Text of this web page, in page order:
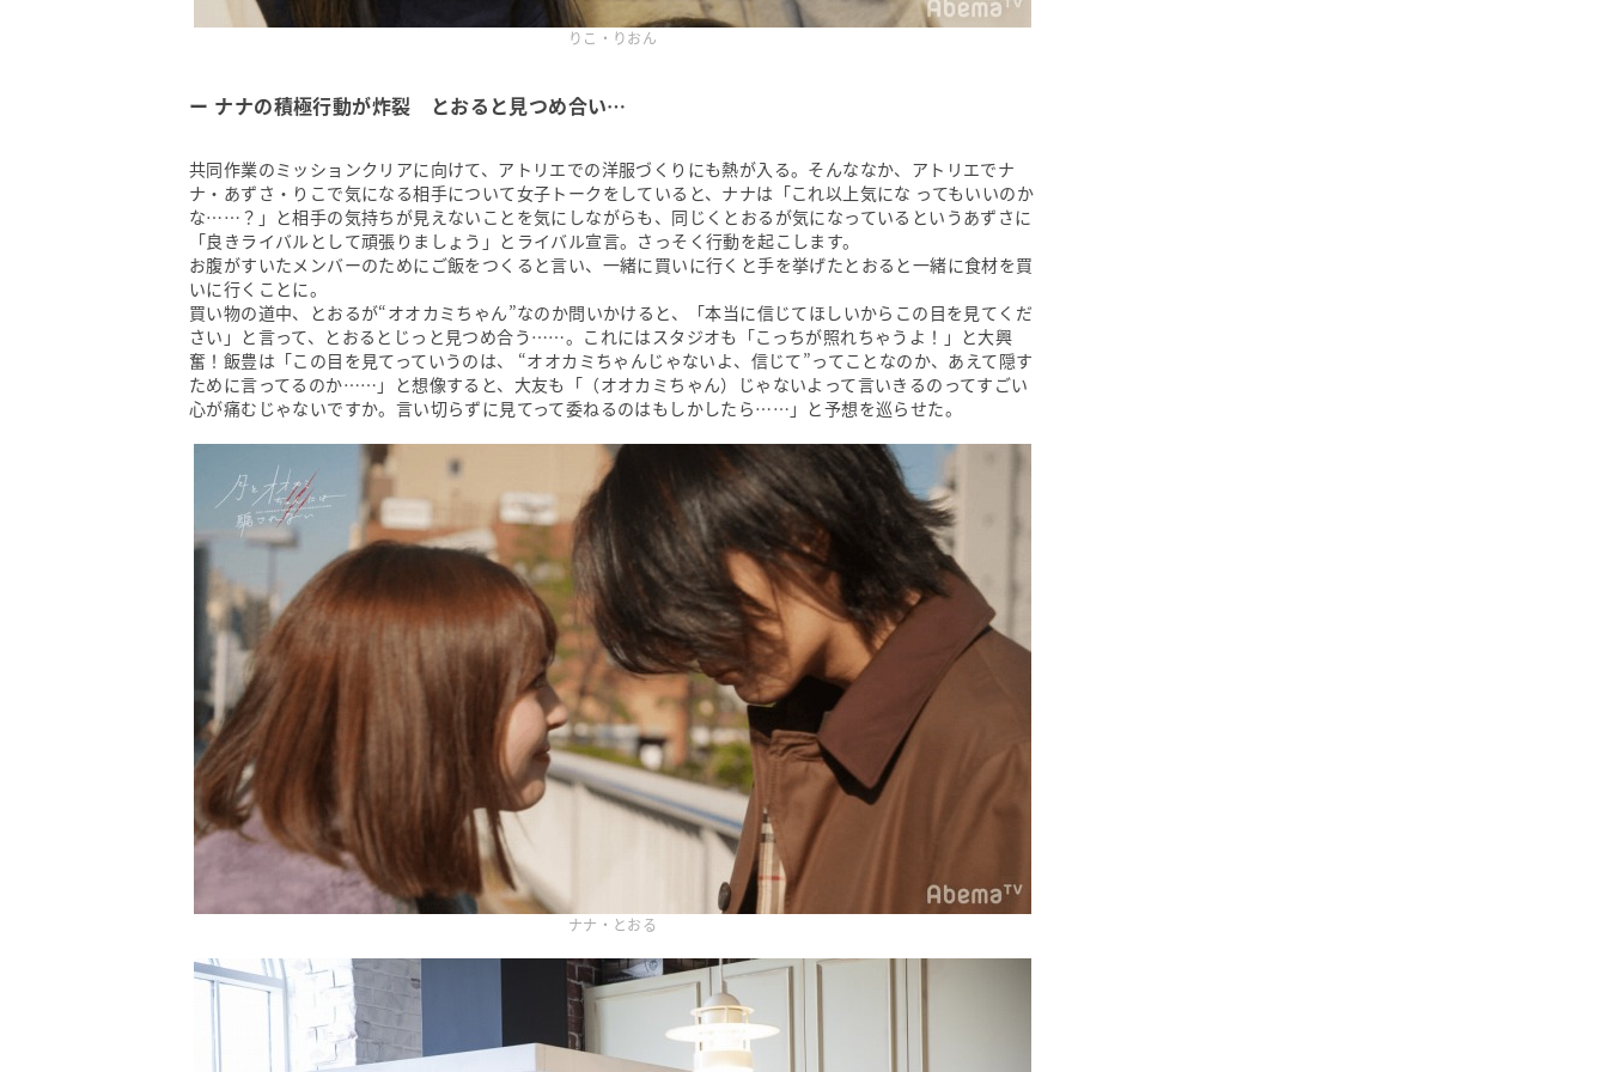
りこ・りおん
ナナの積極行動が炸裂 とおると見つめ合い…
共同作業のミッションクリアに向けて、アトリエでの洋服づくりにも熱が入る。そんななか、アトリエでナ
ナ・あずさ・りこで気になる相手について女子トークをしていると、ナナは「これ以上気にな ってもいいのか
な……？」と相手の気持ちが見えないことを気にしながらも、同じくとおるが気になっているというあずさに
「良きライバルとして頑張りましょう」とライバル宣言。さっそく行動を起こします。
お腹がすいたメンバーのためにご飯をつくると言い、一緒に買いに行くと手を挙げたとおると一緒に食材を買
いに行くことに。
買い物の道中、とおるが“オオカミちゃん”なのか問いかけると、「本当に信じてほしいからこの目を見てくだ
さい」と言って、とおるとじっと見つめ合う……。これにはスタジオも「こっちが照れちゃうよ！」と大興
奮！飯豊は「この目を見てっていうのは、 “オオカミちゃんじゃないよ、信じて”ってことなのか、あえて隠す
ために言ってるのか……」と想像すると、大友も「（オオカミちゃん）じゃないよって言いきるのってすごい
心が痛むじゃないですか。言い切らずに見てって委ねるのはもしかしたら……」と予想を巡らせた。
ナナ・とおる